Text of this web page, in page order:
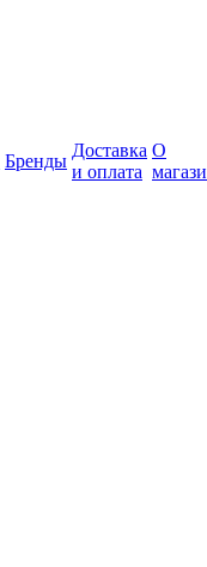
Бренды
Доставка
и оплата
О